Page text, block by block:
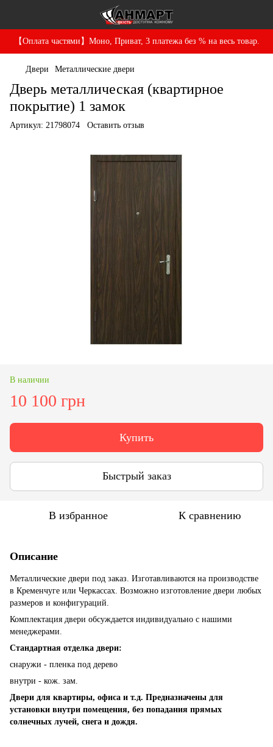
【Оплата частями】Моно, Приват, 3 платежа без % на весь товар.
Двери Металлические двери
Дверь металлическая (квартирное
покрытие) 1 замок
Артикул: 21798074 Оставить отзыв
В наличии
10 100 грн
Купить
Быстрый заказ
В избранное К сравнению
Описание
Металлические двери под заказ. Изготавливаются на производстве
в Кременчуге или Черкассах. Возможно изготовление двери любых
размеров и конфигураций.
Комплектация двери обсуждается индивидуально с нашими
менеджерами.
Стандартная отделка двери:
снаружи - пленка под дерево
внутри - кож. зам.
Двери для квартиры, офиса и т.д. Предназначены для
установки внутри помещения, без попадания прямых
солнечных лучей, снега и дождя.